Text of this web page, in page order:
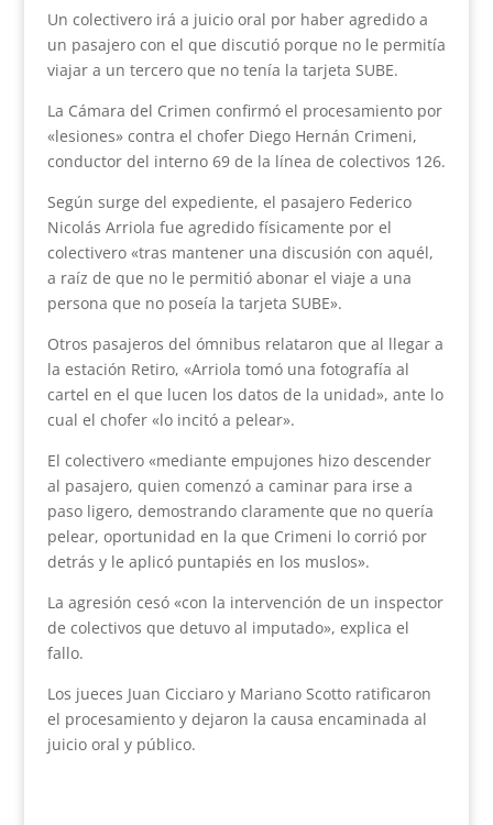
Un colectivero irá a juicio oral por haber agredido a
un pasajero con el que discutió porque no le permitía
viajar a un tercero que no tenía la tarjeta SUBE.
La Cámara del Crimen confirmó el procesamiento por
«lesiones» contra el chofer Diego Hernán Crimeni,
conductor del interno 69 de la línea de colectivos 126.
Según surge del expediente, el pasajero Federico
Nicolás Arriola fue agredido físicamente por el
colectivero «tras mantener una discusión con aquél,
a raíz de que no le permitió abonar el viaje a una
persona que no poseía la tarjeta SUBE».
Otros pasajeros del ómnibus relataron que al llegar a
la estación Retiro, «Arriola tomó una fotografía al
cartel en el que lucen los datos de la unidad», ante lo
cual el chofer «lo incitó a pelear».
El colectivero «mediante empujones hizo descender
al pasajero, quien comenzó a caminar para irse a
paso ligero, demostrando claramente que no quería
pelear, oportunidad en la que Crimeni lo corrió por
detrás y le aplicó puntapiés en los muslos».
La agresión cesó «con la intervención de un inspector
de colectivos que detuvo al imputado», explica el
fallo.
Los jueces Juan Cicciaro y Mariano Scotto ratificaron
el procesamiento y dejaron la causa encaminada al
juicio oral y público.